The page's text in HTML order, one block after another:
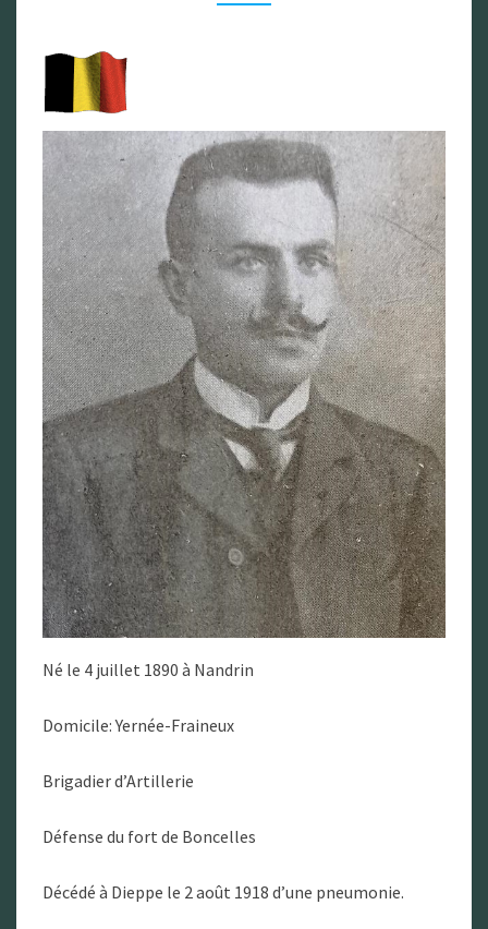
Né le 4 juillet 1890 à Nandrin
Domicile: Yernée-Fraineux
Brigadier d’Artillerie
Défense du fort de Boncelles
Décédé à Dieppe le 2 août 1918 d’une pneumonie.